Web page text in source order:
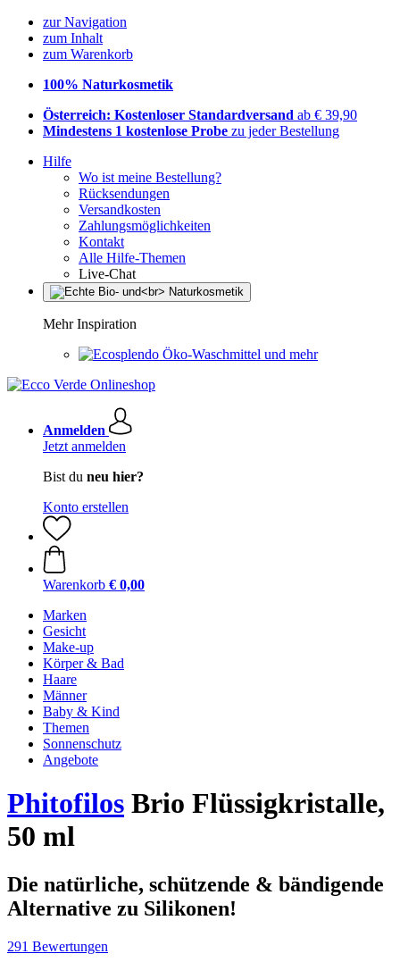
zur Navigation
zum Inhalt
zum Warenkorb
100% Naturkosmetik
Österreich: Kostenloser Standardversand ab € 39,90
Mindestens 1 kostenlose Probe zu jeder Bestellung
Hilfe
Wo ist meine Bestellung?
Rücksendungen
Versandkosten
Zahlungsmöglichkeiten
Kontakt
Alle Hilfe-Themen
Live-Chat
Mehr Inspiration
Öko-Waschmittel und mehr
Anmelden
Jetzt anmelden
Bist du neu hier?
Konto erstellen
Warenkorb € 0,00
Marken
Gesicht
Make-up
Körper & Bad
Haare
Männer
Baby & Kind
Themen
Sonnenschutz
Angebote
Phitofilos Brio Flüssigkristalle,
50 ml
Die natürliche, schützende & bändigende
Alternative zu Silikonen!
291 Bewertungen